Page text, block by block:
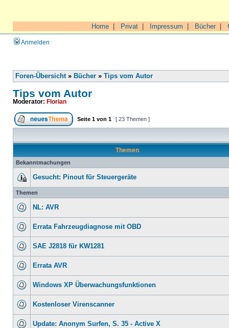
Home Privat Impressum Bücher|
Anmelden
Foren-Übersicht» Bücher » Tips vom Autor
Tips vom Autor
Moderator: Florian
Seite 1 von 1 [ 23 Themen ]
Themen
Bekanntmachungen
Gesucht: Pinout für Steuergeräte
Themen
NL: AVR
Errata Fahrzeugdiagnose mit OBD
SAE J2818 für KW1281
Errata AVR
Windows XP Überwachungsfunktionen
Kostenloser Virenscanner
Update: Anonym Surfen, S. 35 - Active X